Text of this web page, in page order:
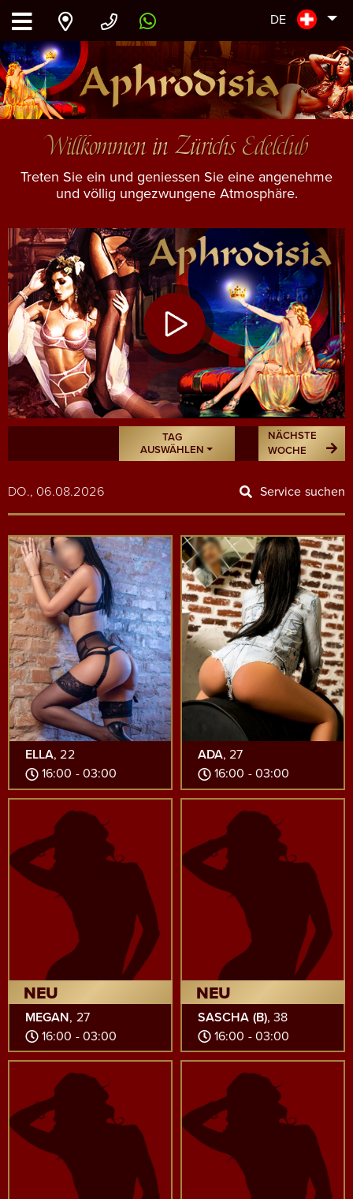
DE
Willkommen in Zürichs Edelclub
Treten Sie ein und geniessen Sie eine angenehme
und völlig ungezwungene Atmosphäre.
TAG
AUSWÄHLEN
NÄCHSTE
WOCHE
DO., 06.08.2026 Service suchen
ELLA, 22
16:00 - 03:00
ADA, 27
16:00 - 03:00
NEU
MEGAN, 27
16:00 - 03:00
NEU
SASCHA (B), 38
16:00 - 03:00